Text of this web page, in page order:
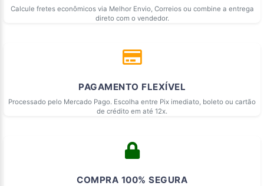
Calcule fretes econômicos via Melhor Envio, Correios ou combine a entrega
direto com o vendedor.
PAGAMENTO FLEXÍVEL
Processado pelo Mercado Pago. Escolha entre Pix imediato, boleto ou cartão
de crédito em até 12x.
COMPRA 100% SEGURA